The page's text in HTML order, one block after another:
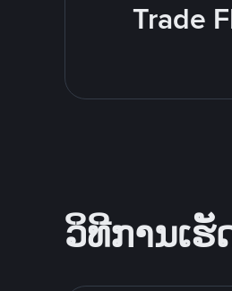
Trade
ວິທີການເຮັ